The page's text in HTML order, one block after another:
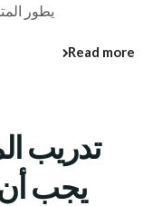
يطور
Read more
يجب أن